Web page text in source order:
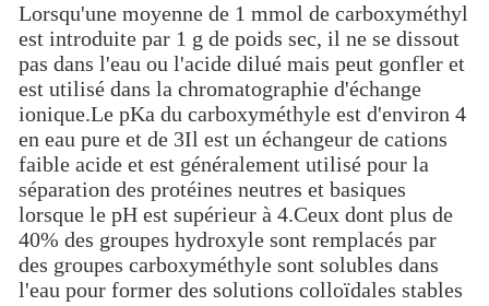
Lorsqu'une moyenne de 1 mmol de carboxyméthyl
est introduite par 1 g de poids sec, il ne se dissout
pas dans l'eau ou l'acide dilué mais peut gonfler et
est utilisé dans la chromatographie d'échange
ionique.Le pKa du carboxyméthyle est d'environ 4
en eau pure et de 3Il est un échangeur de cations
faible acide et est généralement utilisé pour la
séparation des protéines neutres et basiques
lorsque le pH est supérieur à 4.Ceux dont plus de
40% des groupes hydroxyle sont remplacés par
des groupes carboxyméthyle sont solubles dans
l'eau pour former des solutions colloïdales stables